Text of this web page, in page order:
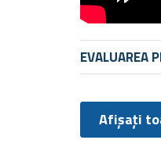
EVALUAREA
Afișați